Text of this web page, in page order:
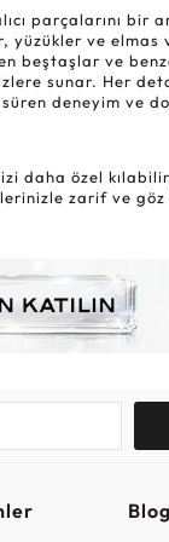
parçalarını bir
yüzükler ve
beştaşlar ve
sunar. Her
deneyim ve
daha özel
zarif ve
Blog